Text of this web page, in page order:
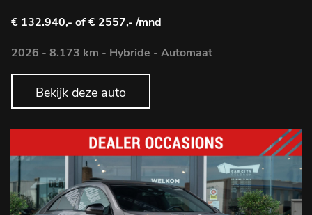
€ 132.940,- of € 2557,- /mnd
2026 - 8.173 km - Hybride - Automaat
Bekijk deze auto